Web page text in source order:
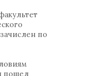
по
пошел